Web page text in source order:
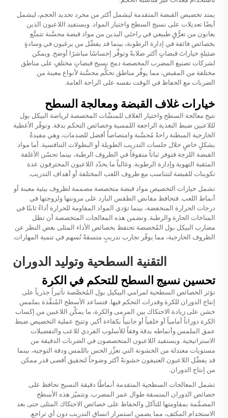
يمتد تخصيص القبضة المتقدمة ليشمل أكثر من مجرد تحديد الحجم، ليشمل
أيضًا تعديلات على نسيج السطح واختيار المواد. ويستفيد اللاعبون الذين
يعانون من تعرُّقٍ طبيعي في راحتَي اليدين من مواد قبضة محسَّنة تتمتَّع
بخصائص فائقة في إدارة الرطوبة، بينما قد يفضِّل من يرغبون في وسادةٍ
ضئيلةٍ خياراتَ قبضاتٍ أكثر صلابةً وتوفِّر إحساسًا مباشرًا أوضح. ويمكن
لشركات تصنيع المضرب المخصصة دمج نسيج قبضاتٍ مختلفٍ على مناطق
مختلفة من المقبض، مما يوفِّر مناطق تحكُّم محسَّنة لأنواع معينة من
الضربات مع الحفاظ في الوقت نفسه على الراحة العامة.
خيارات غلاف القبضة ومعالجة السطح
تتيح معالجة السطح واختيار الغلاف للمنشّات المخصصة لرياضة البيكل بول
لللاعبين ضبط التغذية الراجعة اللمسية وخصائص التحكم بدقة. وتوفّر الأغطية
الخارجية المبطنة راحةً مُحسَّنة وامتصاصاً أفضل للصدمات، وهي مفيدةٌ
بشكلٍ خاصٍ خلال جلسات التدريب الطويلة أو البطولات التنافسية. أما مواد
القبضة اللزجة فتوفر ثباتاً متفوقاً في الظروف الرطبة، بينما تحسّن الأغلفة
المثقبة التهوية وإدارة الرطوبة. وغالباً ما يحدّد اللاعبون المحترفون عدة
تكوينات للقبضة لتتناسب مع ظروف اللعب المختلفة أو أهداف التدريب.
تشمل خيارات التخصيص مواد قبضة متخصصة مصممة لظروف بيئية معينة أو
أنماط اللعب. فتحافظ مقابض الطقس البارد على مرونتها ولزوجتها في
درجات الحرارة المنخفضة، بينما تؤدي المواد المقاومة للحرارة أداءً ثابتًا في
المناخات الحارة والرطبة. وتضمن هذه المعالجات المتخصصة أن تظل
مضارب البيكل بول المُخصصة تحتفظ بخصائص الأداء المثلى بغض النظر عن
الظروف الخارجية، مما يوفّر تجارب تدريبٍ متسقةً تُسهم في تنمية المهارات.
التقنية السطحية وتوليد الدوران
تحسين نسيج السطح للتحكم في الكرة
تؤثر الخصائص السطحية لمرامي البيكيل بول المُخصَّصة تأثيراً جذرياً على
إنتاج الدوران للكرة وقدرات التحكم فيها. فتساعد الأسطح المُنفَّذة بملمس
خشن على زيادة الاحتكاك بين المرمى والكرة، ما يمكِّن اللاعبين من إكساب
الكرة دوراناً أمامياً أو خلفياً أو جانبياً بكفاءة أكبر. وتتيح عملية التخصيص ضبط
عمق الملمس وأنماطه بدقة وفقاً للأسلوب الفردي للاعب والتفضيلات
الاستراتيجية. ويستفيد اللاعبون المتخصصون في الضربات الدقيقة من
مستويات معتدلة من الخشونة التي تعزِّز الحس باللمس ودقة التوجيه، بينما
قد يفضِّل اللاعبون العنيفون خشونةً أكثر وضوحاً لتحقيق أقصى قدر ممكن
من إنتاج الدوران.
تشمل المعالجات السطحية المتقدمة أنماطًا دقيقة النسيج تحافظ على
خصائص الدوران المتسقة طوال عمر المضرب. وتتميّز هذه الأسطح
المصمَّمة بمقاومتها للتآكل والحفاظ على خصائص الاحتكاك المثلى حتى بعد
الاستخدام المكثف، مما يضمن استمرار اتساق التدريب دون أي تراجع.